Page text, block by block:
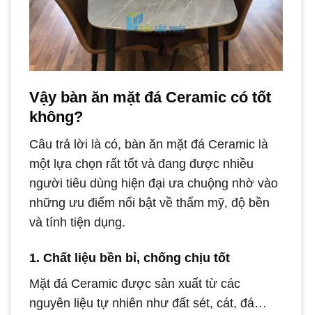
Vậy bàn ăn mặt đá Ceramic có tốt
không?
Câu trả lời là có, bàn ăn mặt đá Ceramic là
một lựa chọn rất tốt và đang được nhiều
người tiêu dùng hiện đại ưa chuộng nhờ vào
những ưu điểm nổi bật về thẩm mỹ, độ bền
và tính tiện dụng.
1. Chất liệu bền bỉ, chống chịu tốt
Mặt đá Ceramic được sản xuất từ các
nguyên liệu tự nhiên như đất sét, cát, đá…